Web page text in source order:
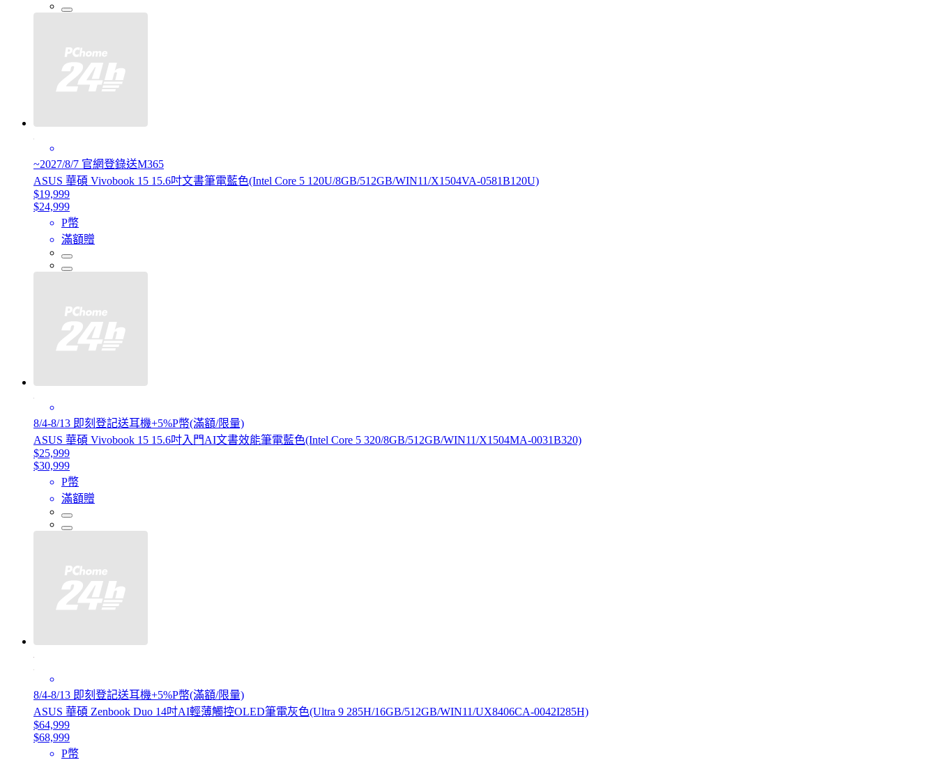
~2027/8/7 官網登錄送M365
ASUS 華碩 Vivobook 15 15.6吋文書筆電藍色(Intel Core 5 120U/8GB/512GB/WIN11/X1504VA-0581B120U)
$19,999
$24,999
P幣
滿額贈
8/4-8/13 即刻登記送耳機+5%P幣(滿額/限量)
ASUS 華碩 Vivobook 15 15.6吋入門AI文書效能筆電藍色(Intel Core 5 320/8GB/512GB/WIN11/X1504MA-0031B320)
$25,999
$30,999
P幣
滿額贈
8/4-8/13 即刻登記送耳機+5%P幣(滿額/限量)
ASUS 華碩 Zenbook Duo 14吋AI輕薄觸控OLED筆電灰色(Ultra 9 285H/16GB/512GB/WIN11/UX8406CA-0042I285H)
$64,999
$68,999
P幣